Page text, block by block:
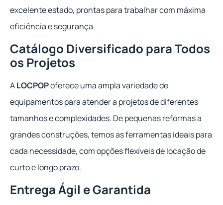
excelente estado, prontas para trabalhar com máxima
eficiência e segurança.
Catálogo Diversificado para Todos
os Projetos
ALOCPOPoferece uma ampla variedade de
equipamentos para atender a projetos de diferentes
tamanhos e complexidades. De pequenas reformas a
grandes construções, temos as ferramentas ideais para
cada necessidade, com opções flexíveis de locação de
curto e longo prazo.
Entrega Ágil e Garantida